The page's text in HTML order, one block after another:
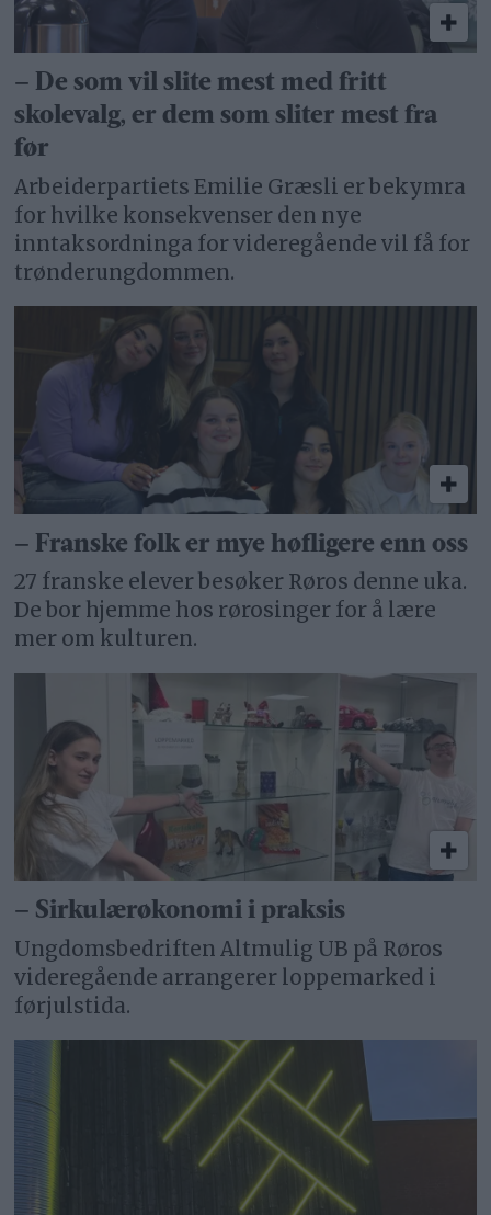
– De som vil slite mest med fritt
skolevalg, er dem som sliter mest fra
før
Arbeiderpartiets Emilie Græsli er bekymra
for hvilke konsekvenser den nye
inntaksordninga for videregående vil få for
trønderungdommen.
– Franske folk er mye høfligere enn oss
27 franske elever besøker Røros denne uka.
De bor hjemme hos rørosinger for å lære
mer om kulturen.
– Sirkulærøkonomi i praksis
Ungdomsbedriften Altmulig UB på Røros
videregående arrangerer loppemarked i
førjulstida.